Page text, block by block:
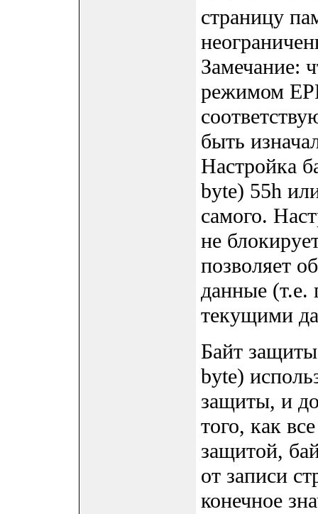
страницу
Замечание:
режимом
быть
Настройка
byte) 55h
самого.
не
позволяет
данные (т.е.
текущими
Байт
byte)
защиты, и
того, как
защитой,
от записи
конечное